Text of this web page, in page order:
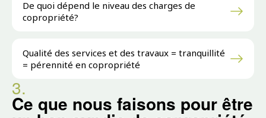
De quoi dépend le niveau des charges de
copropriété?
Qualité des services et des travaux = tranquillité
= pérennité en copropriété
3.
Ce que nous faisons pour être